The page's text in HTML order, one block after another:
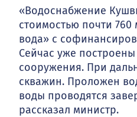
«Водоснабжение
стоимостью почти
вода» с
Сейчас уже
сооружения. При
скважин. Проложен
воды проводятся
рассказал министр.